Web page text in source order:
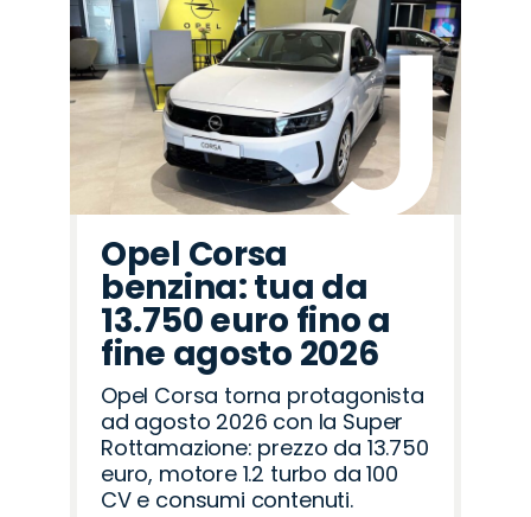
Opel Corsa
benzina: tua da
13.750 euro fino a
fine agosto 2026
Opel Corsa torna protagonista
ad agosto 2026 con la Super
Rottamazione: prezzo da 13.750
euro, motore 1.2 turbo da 100
CV e consumi contenuti.